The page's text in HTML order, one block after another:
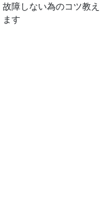
故障しない為のコツ教え
ます